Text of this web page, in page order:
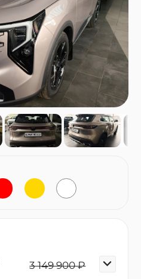
3 149 900 ₽